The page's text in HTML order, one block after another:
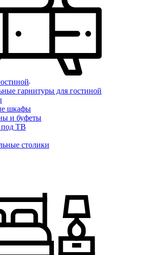
гарнитуры для гостиной
шкафы
и буфеты
ТВ
столики